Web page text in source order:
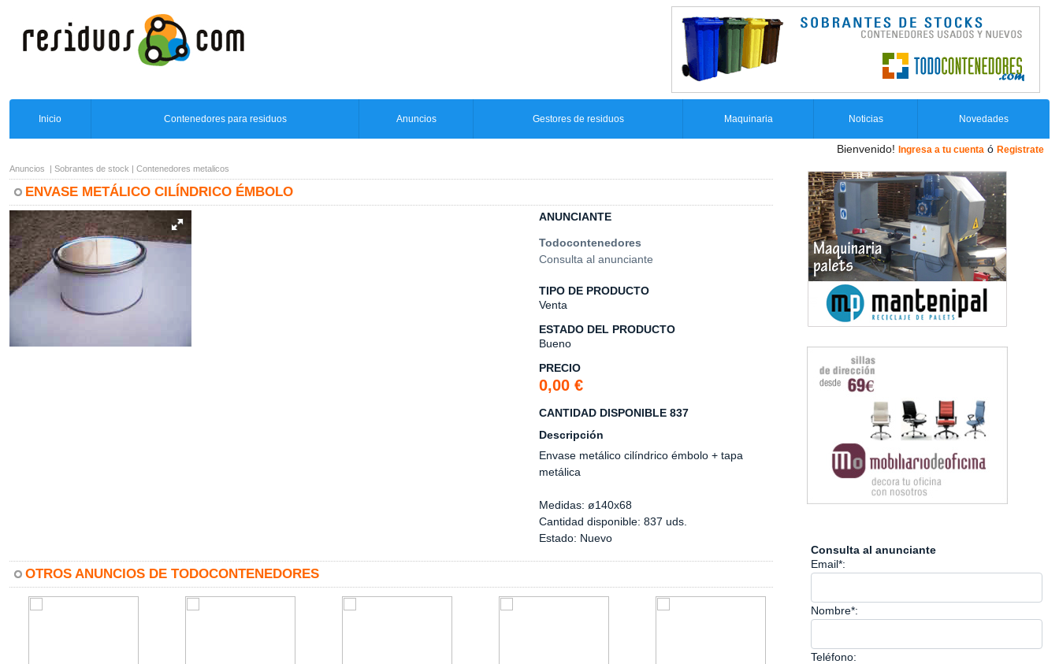
Inicio Contenedores para residuos Anuncios Gestores de residuos Maquinaria Noticias Novedades
Bienvenido! Ingresa a tu cuenta ó Registrate
Anuncios | Sobrantes de stock | Contenedores metalicos
ENVASE METÁLICO CILÍNDRICO ÉMBOLO
ANUNCIANTE
Todocontenedores
Consulta al anunciante
TIPO DE PRODUCTO
Venta
ESTADO DEL PRODUCTO
Bueno
PRECIO
0,00 €
CANTIDAD DISPONIBLE 837
Descripción
Envase metálico cilíndrico émbolo + tapa
metálica
Medidas: ø140x68
Cantidad disponible: 837 uds.
Estado: Nuevo
OTROS ANUNCIOS DE TODOCONTENEDORES
Consulta al anunciante
Email*:
Nombre*:
Teléfono: